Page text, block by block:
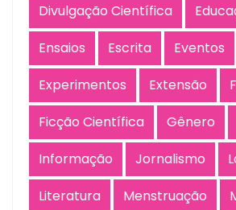
Divulgação Científica
Ensaios
Escrita
Eventos
Experimentos
Extensão
Ficção Científica
Gênero
Informação
Jornalismo
Literatura
Menstruação